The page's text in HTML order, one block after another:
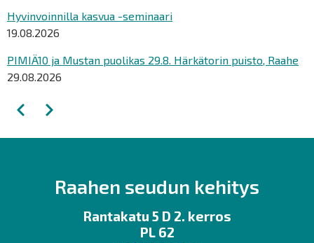
Hyvinvoinnilla kasvua -seminaari
19.08.2026
PIMIÄ10 ja Mustan puolikas 29.8. Härkätorin puisto, Raahe
29.08.2026
Sivutus
EdellinenSeuraava
Raahen seudun kehitys
Rantakatu 5 D 2. kerros
PL 62